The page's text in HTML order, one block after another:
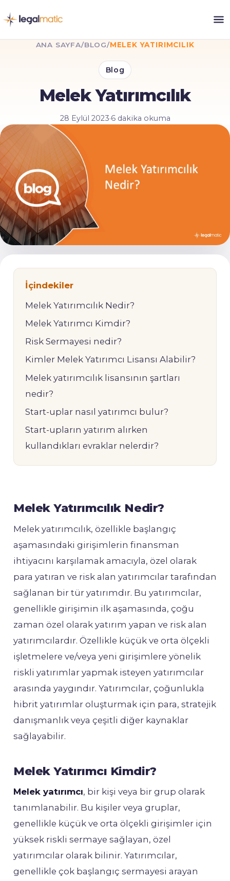
ANA SAYFA/BLOG/MELEK YATIRIMCILIK
Blog
Melek Yatırımcılık
28 Eylül 2023·6 dakika okuma
İçindekiler
Melek Yatırımcılık Nedir?
Melek Yatırımcı Kimdir?
Risk Sermayesi nedir?
Kimler Melek Yatırımcı Lisansı Alabilir?
Melek yatırımcılık lisansının şartları
nedir?
Start-uplar nasıl yatırımcı bulur?
Start-upların yatırım alırken
kullandıkları evraklar nelerdir?
Melek Yatırımcılık Nedir?
Melek yatırımcılık, özellikle başlangıç
aşamasındaki girişimlerin finansman
ihtiyacını karşılamak amacıyla, özel olarak
para yatıran ve risk alan yatırımcılar tarafından
sağlanan bir tür yatırımdır. Bu yatırımcılar,
genellikle girişimin ilk aşamasında, çoğu
zaman özel olarak yatırım yapan ve risk alan
yatırımcılardır. Özellikle küçük ve orta ölçekli
işletmelere ve/veya yeni girişimlere yönelik
riskli yatırımlar yapmak isteyen yatırımcılar
arasında yaygındır. Yatırımcılar, çoğunlukla
hibrit yatırımlar oluşturmak için para, stratejik
danışmanlık veya çeşitli diğer kaynaklar
sağlayabilir.
Melek Yatırımcı Kimdir?
Melek yatırımcı, bir kişi veya bir grup olarak
tanımlanabilir. Bu kişiler veya gruplar,
genellikle küçük ve orta ölçekli girişimler için
yüksek riskli sermaye sağlayan, özel
yatırımcılar olarak bilinir. Yatırımcılar,
genellikle çok başlangıç ​​sermayesi arayan